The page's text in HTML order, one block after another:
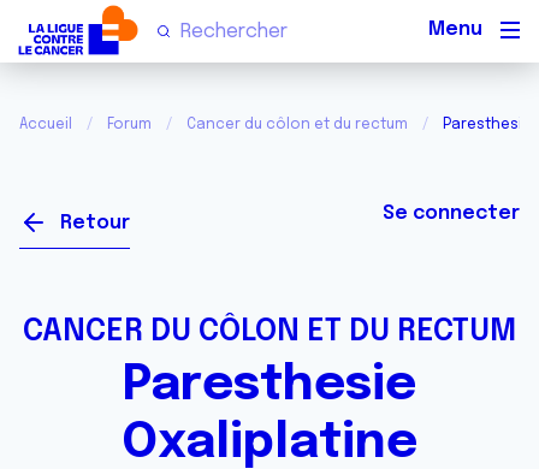
Accueil Forum Cancer du côlon et du rectum Paresthesie
Retour Se connecter
CANCER DU CÔLON ET DU RECTUM
Paresthesie
Oxaliplatine